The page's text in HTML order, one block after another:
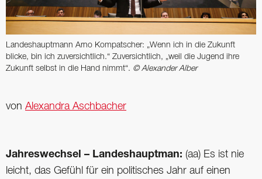
Landeshauptmann Arno Kompatscher: „Wenn ich in die Zukunft
blicke, bin ich zuversichtlich.“ ­Zuversichtlich, „weil die Jugend ihre
Zukunft selbst in die Hand nimmt“.­ © Alexander Alber
von Alexandra Aschbacher
Jahreswechsel – Landeshauptman: (aa) Es ist nie
leicht, das Gefühl für ein politisches Jahr auf einen